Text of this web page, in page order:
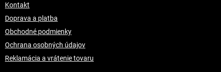
Kontakt
Doprava a platba
Obchodné podmienky
Ochrana osobných údajov
Reklamácia a vrátenie tovaru